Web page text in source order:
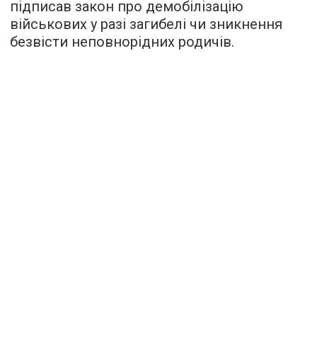
підписав закон про демобілізацію
військових у разі загибелі чи зникнення
безвісти неповнорідних родичів.